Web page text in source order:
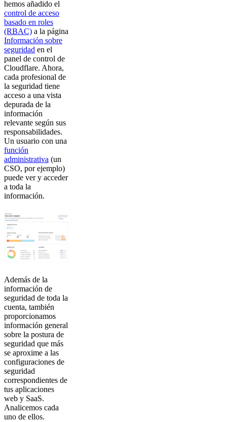
hemos añadido el
control de acceso
basado en roles
(RBAC) a la página
Información sobre
seguridad en el
panel de control de
Cloudflare. Ahora,
cada profesional de
la seguridad tiene
acceso a una vista
depurada de la
información
relevante según sus
responsabilidades.
Un usuario con una
función
administrativa (un
CSO, por ejemplo)
puede ver y acceder
a toda la
información.
Además de la
información de
seguridad de toda la
cuenta, también
proporcionamos
información general
sobre la postura de
seguridad que más
se aproxime a las
configuraciones de
seguridad
correspondientes de
tus aplicaciones
web y SaaS.
Analicemos cada
uno de ellos.